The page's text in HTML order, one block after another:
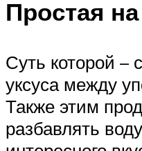
Простая
Суть которой –
уксуса между
Также этим
разбавлять